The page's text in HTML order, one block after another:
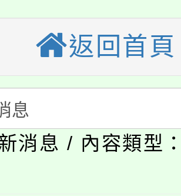
動
115學年度學生
土語及新住民語歌
本校115學年度第
課)教師甄選結果(
校115學年度第
課)教師甄選結果(
國文化大學推廣
》溝通分析基
生活教案入校路
返回首頁
消息 / 內容類型